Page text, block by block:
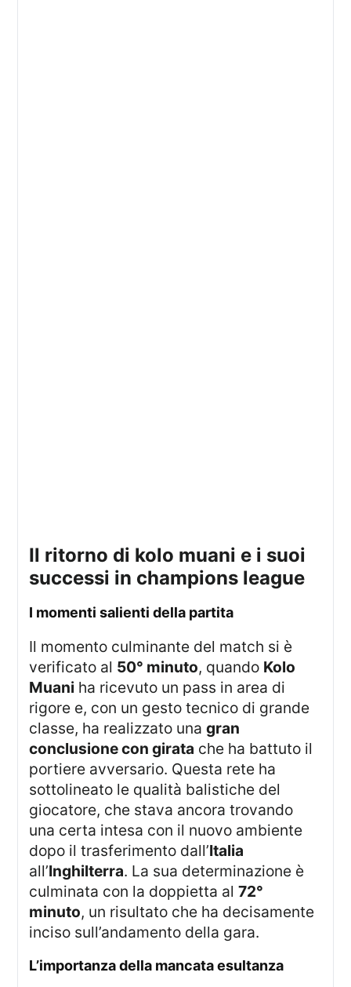
il ritorno di kolo muani e i suoi
successi in champions league
i momenti salienti della partita
Il momento culminante del match si è
verificato al 50° minuto, quando Kolo
Muani ha ricevuto un pass in area di
rigore e, con un gesto tecnico di grande
classe, ha realizzato unagran
conclusione con girata che ha battuto il
portiere avversario. Questa rete ha
sottolineato le qualità balistiche del
giocatore, che stava ancora trovando
una certa intesa con il nuovo ambiente
dopo il trasferimento dall’Italia
all’Inghilterra. La sua determinazione è
culminata con la doppietta al72°
minuto, un risultato che ha decisamente
inciso sull’andamento della gara.
l’importanza della mancata esultanza